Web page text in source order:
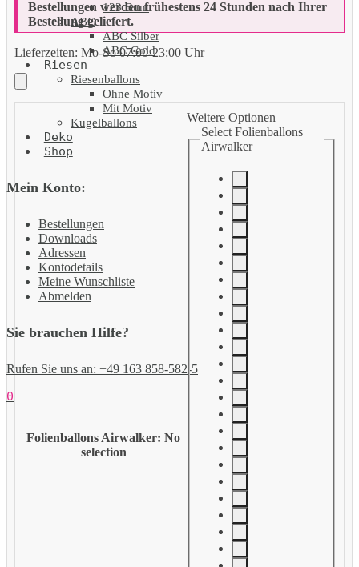
123 Bunt
ABC
ABC Silber
ABC Gold
Riesen
Riesenballons
Ohne Motiv
Mit Motiv
Kugelballons
Deko
Shop
Mein Konto:
Bestellungen
Downloads
Adressen
Kontodetails
Meine Wunschliste
Abmelden
Sie brauchen Hilfe?
Rufen Sie uns an: +49 163 858-582-5
0
Bestellungen werden frühestens 24 Stunden nach Ihrer
Bestellung geliefert.
Lieferzeiten: Mo-So 07:00-23:00 Uhr
Folienballons Airwalker: No
selection
Weitere Optionen
Select Folienballons
Airwalker